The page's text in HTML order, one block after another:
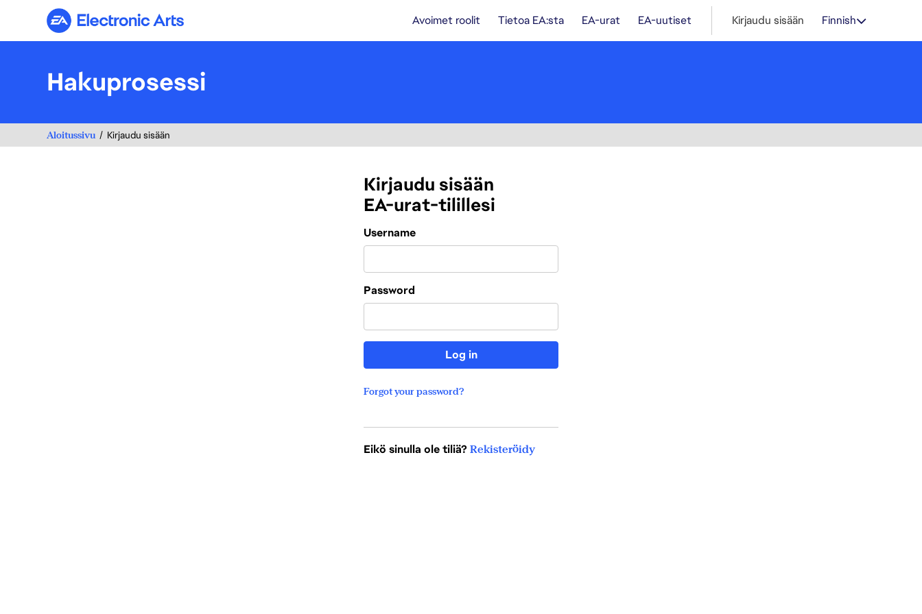
Electronic Arts Avoimet roolit Tietoa EA:sta EA-urat EA-uutiset Kirjaudu sisään Finnish
Hakuprosessi
Aloitussivu Kirjaudu sisään
Kirjaudu sisään
EA-urat-tilillesi
Login
Username
Password
Log in
Forgot your password?
Eikö sinulla ole tiliä? Rekisteröidy